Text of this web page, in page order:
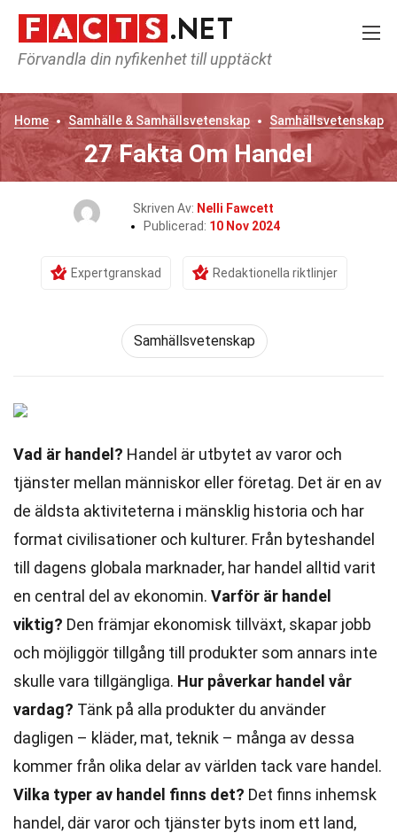
Förvandla din nyfikenhet till upptäckt
Home Samhälle & Samhällsvetenskap Samhällsvetenskap
27 Fakta Om Handel
Skriven Av: Nelli Fawcett
Publicerad: 10 Nov 2024
Expertgranskad Redaktionella riktlinjer
Samhällsvetenskap
Vad är handel? Handel är utbytet av varor och
tjänster mellan människor eller företag. Det är en av
de äldsta aktiviteterna i mänsklig historia och har
format civilisationer och kulturer. Från byteshandel
till dagens globala marknader, har handel alltid varit
en central del av ekonomin. Varför är handel
viktig? Den främjar ekonomisk tillväxt, skapar jobb
och möjliggör tillgång till produkter som annars inte
skulle vara tillgängliga. Hur påverkar handel vår
vardag? Tänk på alla produkter du använder
dagligen – kläder, mat, teknik – många av dessa
kommer från olika delar av världen tack vare handel.
Vilka typer av handel finns det? Det finns inhemsk
handel, där varor och tjänster byts inom ett land,